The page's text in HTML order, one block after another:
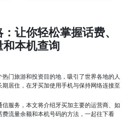
让你轻松掌握话费、
和本机查询
门旅游和投资目的地，吸引了世界各地的人
居住，在牙买加使用手机与保持网络连接至
服务，本文将介绍牙买加主要的运营商、如
流量余额和本机号码的方法，一起往下看